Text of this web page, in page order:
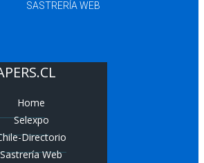
SASTRERÍA WEB
Home
Selexpo
Directorio
Sastrería Web